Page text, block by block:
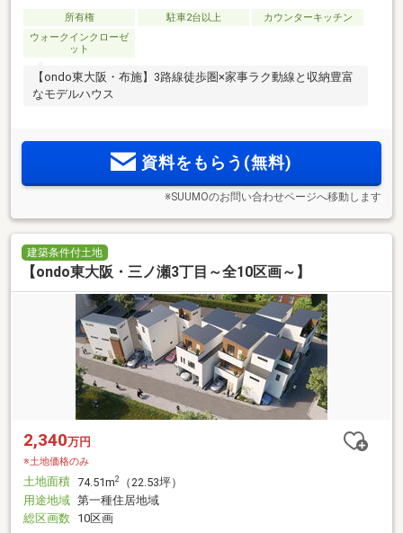
所有権 駐車2台以上
カウンターキッチン
ウォークインクローゼ
ット
【ondo東大阪・布施】3路線徒歩圏×家事ラク動線と収納豊富
なモデルハウス
資料をもらう(無料)
※SUUMOのお問い合わせページへ移動します
建築条件付土地
【ondo東大阪・三ノ瀬3丁目～全10区画～】
2,340万円
※土地価格のみ
土地面積 74.51m2
（22.53坪）
用途地域 第一種住居地域
総区画数 10区画